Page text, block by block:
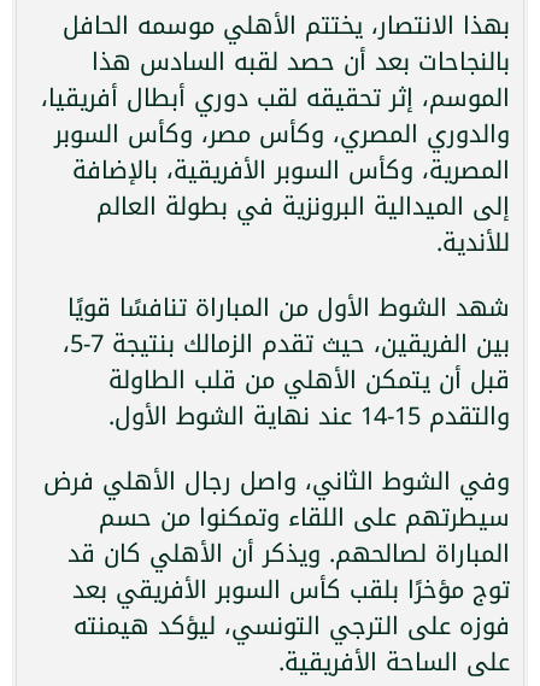
بهذا الانتصار، يختتم الأهلي موسمه الحافل
بالنجاحات بعد أن حصد لقبه السادس هذا
الموسم، إثر تحقيقه لقب دوري أبطال أفريقيا،
والدوري المصري، وكأس مصر، وكأس السوبر
المصرية، وكأس السوبر الأفريقية، بالإضافة
إلى الميدالية البرونزية في بطولة العالم
للأندية.
شهد الشوط الأول من المباراة تنافسًا قويًا
بين الفريقين، حيث تقدم الزمالك بنتيجة 7-5،
قبل أن يتمكن الأهلي من قلب الطاولة
والتقدم 15-14 عند نهاية الشوط الأول.
وفي الشوط الثاني، واصل رجال الأهلي فرض
سيطرتهم على اللقاء وتمكنوا من حسم
المباراة لصالحهم. ويذكر أن الأهلي كان قد
توج مؤخرًا بلقب كأس السوبر الأفريقي بعد
فوزه على الترجي التونسي، ليؤكد هيمنته
على الساحة الأفريقية.